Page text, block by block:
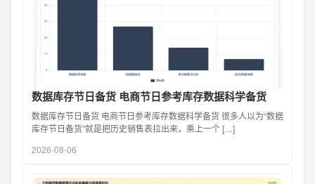
数据库存节日备货 电商节日参考库存数据科学备货
数据库存节日备货 电商节日参考库存数据科学备货 很多人以为“数据
库存节日备货”就是把历史销售表拉出来，乘上一个 […]
2026-08-06